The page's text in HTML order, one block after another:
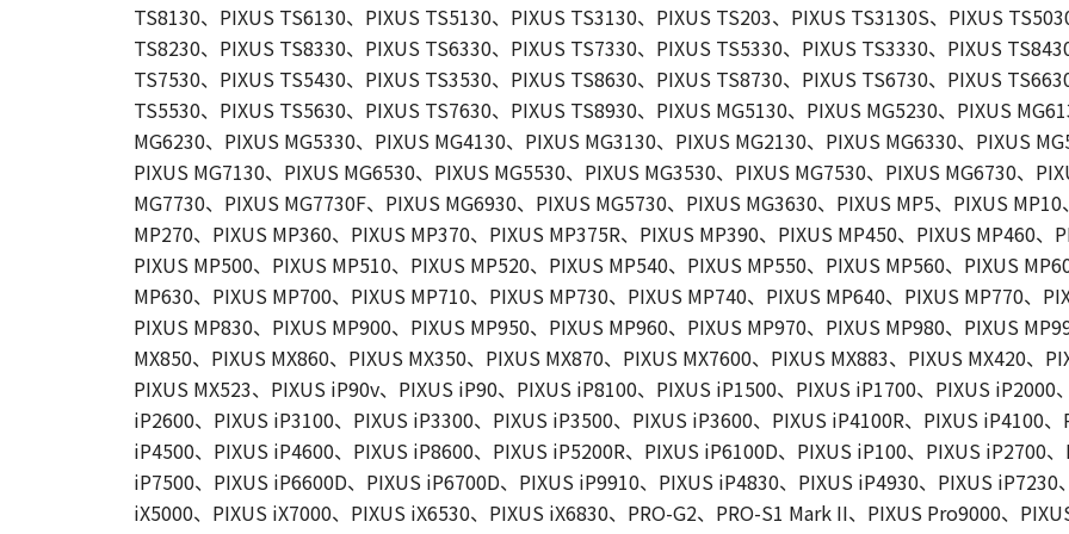
TS8130、PIXUS TS6130、PIXUS TS5130、PIXUS TS3130、PIXUS TS203、PIXUS TS3130S、PIXUS
TS8230、PIXUS TS8330、PIXUS TS6330、PIXUS TS7330、PIXUS TS5330、PIXUS TS3330、PIXUS
TS7530、PIXUS TS5430、PIXUS TS3530、PIXUS TS8630、PIXUS TS8730、PIXUS TS6730、PIXUS
TS5530、PIXUS TS5630、PIXUS TS7630、PIXUS TS8930、PIXUS MG5130、PIXUS MG5230、PIXUS
MG6230、PIXUS MG5330、PIXUS MG4130、PIXUS MG3130、PIXUS MG2130、PIXUS MG6330、PIXUS
PIXUS MG7130、PIXUS MG6530、PIXUS MG5530、PIXUS MG3530、PIXUS MG7530、PIXUS MG6730、
MG7730、PIXUS MG7730F、PIXUS MG6930、PIXUS MG5730、PIXUS MG3630、PIXUS MP5、PIXUS
MP270、PIXUS MP360、PIXUS MP370、PIXUS MP375R、PIXUS MP390、PIXUS MP450、PIXUS MP460
PIXUS MP500、PIXUS MP510、PIXUS MP520、PIXUS MP540、PIXUS MP550、PIXUS MP560、PIXUS
MP630、PIXUS MP700、PIXUS MP710、PIXUS MP730、PIXUS MP740、PIXUS MP640、PIXUS MP770、
PIXUS MP830、PIXUS MP900、PIXUS MP950、PIXUS MP960、PIXUS MP970、PIXUS MP980、PIXUS
MX850、PIXUS MX860、PIXUS MX350、PIXUS MX870、PIXUS MX7600、PIXUS MX883、PIXUS MX420、
PIXUS MX523、PIXUS iP90v、PIXUS iP90、PIXUS iP8100、PIXUS iP1500、PIXUS iP1700、PIXUS
iP2600、PIXUS iP3100、PIXUS iP3300、PIXUS iP3500、PIXUS iP3600、PIXUS iP4100R、PIXUS iP4100
iP4500、PIXUS iP4600、PIXUS iP8600、PIXUS iP5200R、PIXUS iP6100D、PIXUS iP100、PIXUS iP2700
iP7500、PIXUS iP6600D、PIXUS iP6700D、PIXUS iP9910、PIXUS iP4830、PIXUS iP4930、PIXUS
iX5000、PIXUS iX7000、PIXUS iX6530、PIXUS iX6830、PRO-G2、PRO-S1 Mark II、PIXUS Pro9000、